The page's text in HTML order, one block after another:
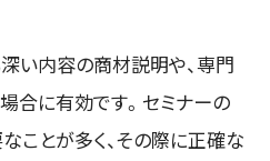
い内容の商材説明や、専門
合に有効です。セミナーの
ことが多く、その際に正確な